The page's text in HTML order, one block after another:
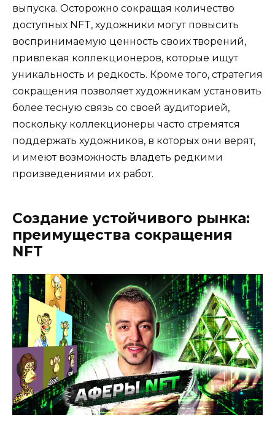
выпуска. Осторожно сокращая количество
доступных NFT, художники могут повысить
воспринимаемую ценность своих творений,
привлекая коллекционеров, которые ищут
уникальность и редкость. Кроме того, стратегия
сокращения позволяет художникам установить
более тесную связь со своей аудиторией,
поскольку коллекционеры часто стремятся
поддержать художников, в которых они верят,
и имеют возможность владеть редкими
произведениями их работ.
Создание устойчивого рынка:
преимущества сокращения
NFT